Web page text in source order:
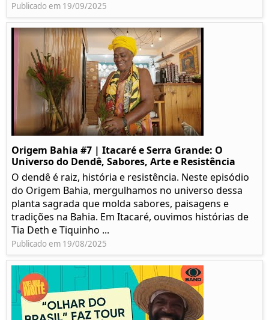
Publicado em 19/09/2025
Origem Bahia #7 | Itacaré e Serra Grande: O
Universo do Dendê, Sabores, Arte e Resistência
O dendê é raiz, história e resistência. Neste episódio
do Origem Bahia, mergulhamos no universo dessa
planta sagrada que molda sabores, paisagens e
tradições na Bahia. Em Itacaré, ouvimos histórias de
Tia Deth e Tiquinho ...
Publicado em 19/08/2025